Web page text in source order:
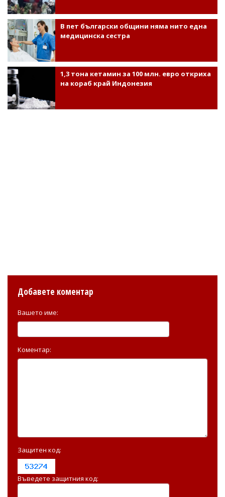
В пет български общини няма нито една
медицинска сестра
1,3 тона кетамин за 100 млн. евро откриха
на кораб край Индонезия
Добавете коментар
Вашето име:
Коментар:
Защитен код:
Въведете защитния код: